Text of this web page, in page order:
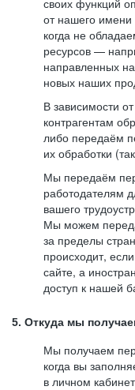
своих функций
от нашего
когда не
ресурсов —
направленных
новых наших
В зависимости
контрагентам
либо передаём
их обработки
Мы передаём
работодателям
вашего
Мы можем
за пределы
происходит,
сайте, а
доступ к нашей
5. Откуда мы
Мы получаем
когда вы
в личном